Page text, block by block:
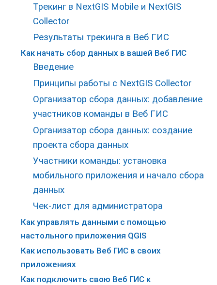
Трекинг в NextGIS Mobile и NextGIS
Collector
Результаты трекинга в Веб ГИС
Как начать сбор данных в вашей Веб ГИС
Введение
Принципы работы с NextGIS Collector
Организатор сбора данных: добавление
участников команды в Веб ГИС
Организатор сбора данных: создание
проекта сбора данных
Участники команды: установка
мобильного приложения и начало сбора
данных
Чек-лист для администратора
Как управлять данными с помощью
настольного приложения QGIS
Как использовать Веб ГИС в своих
приложениях
Как подключить свою Веб ГИС к